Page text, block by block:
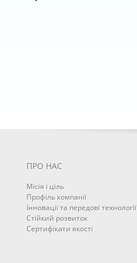
ПРО НАС
Місія і ціль
Профіль компанії
Інновації та передові технології
Cтійкий розвиток
Сертифікати якості